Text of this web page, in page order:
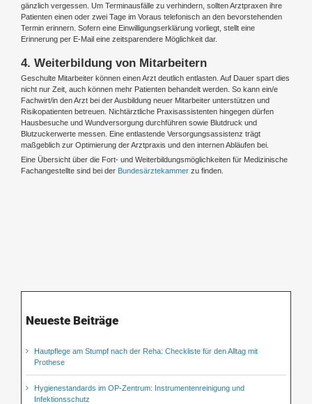
gänzlich vergessen. Um Terminausfälle zu verhindern, sollten Arztpraxen ihre
Patienten einen oder zwei Tage im Voraus telefonisch an den bevorstehenden
Termin erinnern. Sofern eine Einwilligungserklärung vorliegt, stellt eine
Erinnerung per E-Mail eine zeitsparendere Möglichkeit dar.
4. Weiterbildung von Mitarbeitern
Geschulte Mitarbeiter können einen Arzt deutlich entlasten. Auf Dauer spart dies
nicht nur Zeit, auch können mehr Patienten behandelt werden. So kann ein/e
Fachwirt/in den Arzt bei der Ausbildung neuer Mitarbeiter unterstützen und
Risikopatienten betreuen. Nichtärztliche Praxisassistenten hingegen dürfen
Hausbesuche und Wundversorgung durchführen sowie Blutdruck und
Blutzuckerwerte messen. Eine entlastende Versorgungsassistenz trägt
maßgeblich zur Optimierung der Arztpraxis und den internen Abläufen bei.
Eine Übersicht über die Fort- und Weiterbildungsmöglichkeiten für Medizinische
Fachangestellte sind bei der Bundesärztekammer zu finden.
Neueste Beiträge
Hautpflege am Stumpf nach der Reha: Checkliste für den Alltag mit
Prothese
Hygienestandards im OP-Zentrum: Instrumentenreinigung und
Infektionsschutz